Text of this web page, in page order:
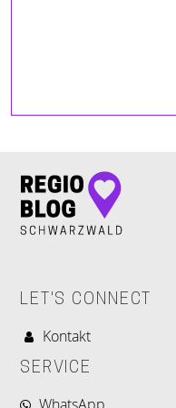
LET'S CONNECT
Kontakt
SERVICE